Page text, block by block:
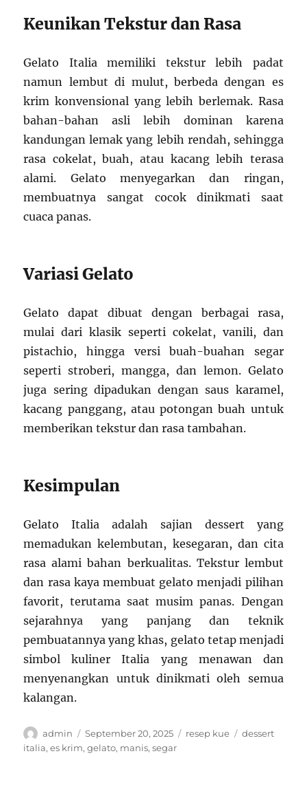
Keunikan Tekstur dan Rasa
Gelato Italia memiliki tekstur lebih padat
namun lembut di mulut, berbeda dengan es
krim konvensional yang lebih berlemak. Rasa
bahan-bahan asli lebih dominan karena
kandungan lemak yang lebih rendah, sehingga
rasa cokelat, buah, atau kacang lebih terasa
alami. Gelato menyegarkan dan ringan,
membuatnya sangat cocok dinikmati saat
cuaca panas.
Variasi Gelato
Gelato dapat dibuat dengan berbagai rasa,
mulai dari klasik seperti cokelat, vanili, dan
pistachio, hingga versi buah-buahan segar
seperti stroberi, mangga, dan lemon. Gelato
juga sering dipadukan dengan saus karamel,
kacang panggang, atau potongan buah untuk
memberikan tekstur dan rasa tambahan.
Kesimpulan
Gelato Italia adalah sajian dessert yang
memadukan kelembutan, kesegaran, dan cita
rasa alami bahan berkualitas. Tekstur lembut
dan rasa kaya membuat gelato menjadi pilihan
favorit, terutama saat musim panas. Dengan
sejarahnya yang panjang dan teknik
pembuatannya yang khas, gelato tetap menjadi
simbol kuliner Italia yang menawan dan
menyenangkan untuk dinikmati oleh semua
kalangan.
Author
admin
Posted
on
September 20, 2025 Categories
resep kue Tags
dessert
italia,es krim,gelato, manis,segar